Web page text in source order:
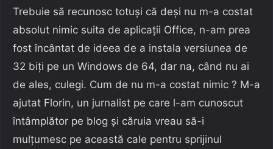
Trebuie să recunosc totuşi că deşi nu m-a costat
absolut nimic suita de aplicaţii Office, n-am prea
fost încântat de ideea de a instala versiunea de
32 biţi pe un Windows de 64, dar na, când nu ai
de ales, culegi. Cum de nu m-a costat nimic ? M-a
ajutat Florin, un jurnalist pe care l-am cunoscut
întâmplător pe blog şi căruia vreau să-i
mulţumesc pe această cale pentru sprijinul